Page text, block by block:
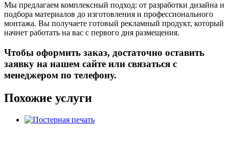
Мы предлагаем комплексный подход: от разработки дизайна и
подбора материалов до изготовления и профессионального
монтажа. Вы получаете готовый рекламный продукт, который
начнет работать на вас с первого дня размещения.
Чтобы оформить заказ, достаточно оставить
заявку на нашем сайте или связаться с
менеджером по телефону.
Похожие услуги